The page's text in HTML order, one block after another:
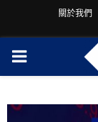
關於我們
PRIMARY